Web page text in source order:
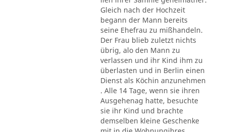
Gleich nach der Hochzeit
begann der Mann bereits
seine Ehefrau zu mißhandeln.
Der Frau blieb zuletzt nichts
übrig, alo den Mann zu
verlassen und ihr Kind ihm zu
überlasten und in Berlin einen
Dienst als Köchin anzunehmen
. Alle 14 Tage, wenn sie ihren
Ausgehenag hatte, besuchte
sie ihr Kind und brachte
demselben kleine Geschenke